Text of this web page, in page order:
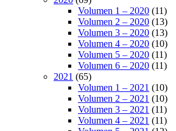
Volumen 1 – 2020 (11)
Volumen 2 – 2020 (13)
Volumen 3 – 2020 (13)
Volumen 4 – 2020 (10)
Volumen 5 – 2020 (11)
Volumen 6 – 2020 (11)
2021 (65)
Volumen 1 – 2021 (10)
Volumen 2 – 2021 (10)
Volumen 3 – 2021 (11)
Volumen 4 – 2021 (11)